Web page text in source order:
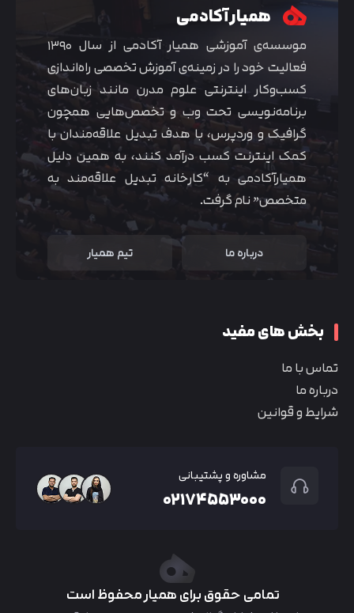
همیار آکادمی
موسسه‌ی آموزشی همیار آکادمی از سال ۱۳۹۰
فعالیت خود را در زمینه‌ی آموزش تخصصی راه‌اندازی
کسب‌و‌کار اینترنتی علوم مدرن مانند زبان‌های
برنامه‌نویسی تحت وب و تخصص‌هایی همچون
گرافیک و وردپرس، با هدف تبدیل علاقه‌مندان با
کمک اینترنت کسب درآمد کنند، به همین دلیل
همیارآکادمی به “کارخانه تبدیل علاقه‌مند به
متخصص” نام گرفت.
درباره ما تیم همیار
بخش های مفید
تماس با ما
درباره ما
شرایط و قوانین
مشاوره و پشتیبانی
۰۲۱۷۴۵۵۳۰۰۰
تمامی حقوق برای همیار محفوظ است
متوجه شدم